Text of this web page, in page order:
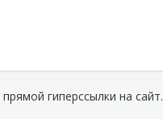
гиперссылки на сайт.